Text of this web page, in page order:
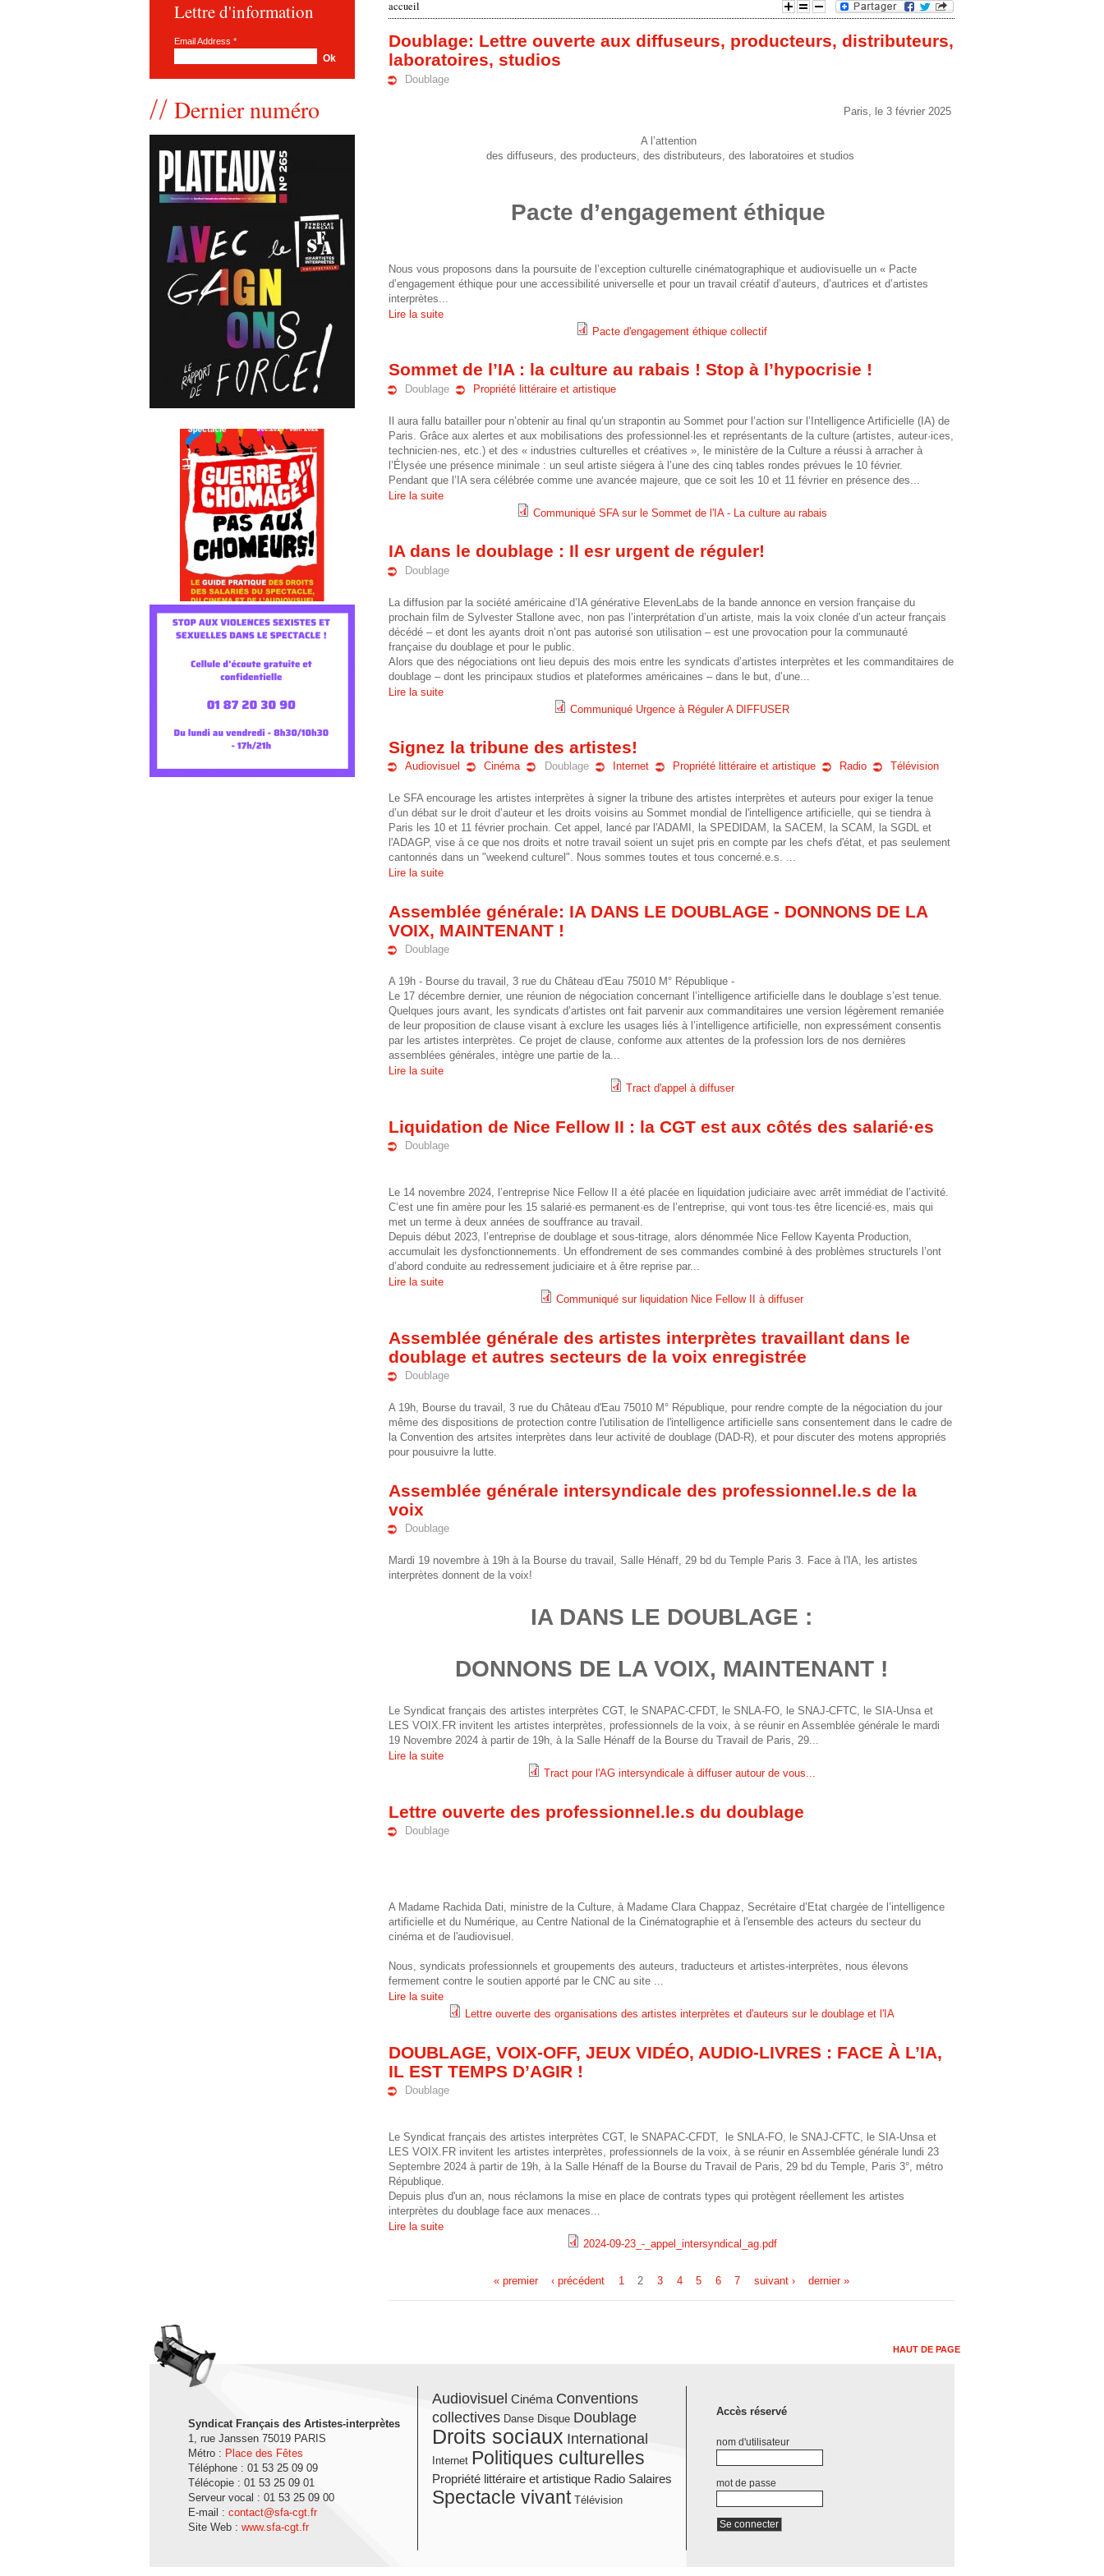
e
c
e
h
e
v
o
u
i
c
accueil
Doublage: Lettre ouverte aux diffuseurs, producteurs, distributeurs,
laboratoires, studios
Doublage
Paris, le 3 février 2025
A l’attention
des diffuseurs, des producteurs, des distributeurs, des laboratoires et studios
Pacte d’engagement éthique
Nous vous proposons dans la poursuite de l’exception culturelle cinématographique et audiovisuelle un« Pacte
d’engagement éthique pour une accessibilité universelle et pour un travail créatif d’auteurs, d’autrices et d’artistes
interprètes...
Lire la suite
a
c
t
e
_
e
n
g
a
g
m
e
n
t
_
t
h
i
q
u
c
l
l
e
i
f
_
0
-
0
2
5
_
f
.
d
f
Pacte d'engagement éthique collectif
Sommet de l’IA : la culture au rabais ! Stop à l’hypocrisie !
Doublage Propriété littéraire et artistique
Il aura fallu batailler pour n’obtenir au final qu’un strapontin au Sommet pour l’action sur l’Intelligence Artificielle (IA) de
Paris. Grâce aux alertes et aux mobilisations des professionnel·les et représentants de la culture (artistes, auteur·ices,
technicien·nes, etc.) et des « industries culturelles et créatives », le ministère de la Culture a réussi à arracher à
l’Élysée une présence minimale : un seul artiste siégera à l’une des cinq tables rondes prévues le 10 février.
Pendant que l’IA sera célébrée comme une avancée majeure, que ce soit les 10 et 11 février en présence des...
Lire la suite
0
2
5
-
0
-
0
8
_
-
s
f
a
_
-
o
m
e
t
a
_
c
u
t
u
r
_
r
b
a
s
.
p
d
Communiqué SFA sur le Sommet de l'IA - La culture au rabais
IA dans le doublage : Il esr urgent de réguler!
Doublage
La diffusion par la société américaine d’IA générative ElevenLabs de la bande annonce en version française du
prochain film de Sylvester Stallone avec, non pas l’interprétation d’un artiste, mais la voix clonée d’un acteur français
décédé – et dont les ayants droit n’ont pas autorisé son utilisation – est une provocation pour la communauté
française du doublage et pour le public.
Alors que des négociations ont lieu depuis des mois entre les syndicats d’artistes interprètes et les commanditaires de
doublage – dont les principaux studios et plateformes américaines – dans le but, d’une...
Lire la suite
0
2
5
-
0
1
-
2
1
_
-
i
a
_
d
a
n
_
l
e
_
d
o
u
l
_
u
r
e
e
_
a
e
g
u
l
e
r
Communiqué Urgence à Réguler A DIFFUSER
Signez la tribune des artistes!
Audiovisuel Cinéma Doublage Internet Propriété littéraire et artistique Radio Télévision
Le SFA encourage les artistes interprètes à signer la tribune des artistes interprètes et auteurs pour exiger la tenue
d’un débat sur le droit d’auteur et les droits voisins au Sommet mondial de l'intelligence artificielle, qui se tiendra à
Paris les 10 et 11 février prochain. Cet appel, lancé par l'ADAMI, la SPEDIDAM, la SACEM, la SCAM, la SGDL et
l'ADAGP, vise à ce que nos droits et notre travail soient un sujet pris en compte par les chefs d'état, et pas seulement
cantonnés dans un "weekend culturel". Nous sommes toutes et tous concerné.e.s. ...
Lire la suite
Assemblée générale: IA DANS LE DOUBLAGE - DONNONS DE LA
VOIX, MAINTENANT !
Doublage
A 19h - Bourse du travail, 3 rue du Château d'Eau 75010 M° République -
Le 17 décembre dernier, une réunion de négociation concernant l’intelligence artificielle dans le doublage s’est tenue.
Quelques jours avant, les syndicats d’artistes ont fait parvenir aux commanditaires une version légèrement remaniée
de leur proposition de clause visant à exclure les usages liés à l’intelligence artificielle, non expressément consentis
par les artistes interprètes. Ce projet de clause, conforme aux attentes de la profession lors de nos dernières
assemblées générales, intègre une partie de la...
Lire la suite
0
5
-
0
2
8
_
-
i
a
_
l
a
e
_
_
a
p
p
l
_
g
.
p
d
Tract d'appel à diffuser
Liquidation de Nice Fellow II : la CGT est aux côtés des salarié·es
Doublage
Le 14 novembre 2024, l’entreprise Nice Fellow II a été placée en liquidation judiciaire avec arrêt immédiat de l’activité.
C’est une fin amère pour les 15 salarié·es permanent·es de l’entreprise, qui vont tous·tes être licencié·es, mais qui
met un terme à deux années de souffrance au travail.
Depuis début 2023, l’entreprise de doublage et sous-titrage, alors dénommée Nice Fellow Kayenta Production,
accumulait les dysfonctionnements. Un effondrement de ses commandes combiné à des problèmes structurels l’ont
d’abord conduite au redressement judiciaire et à être reprise par...
Lire la suite
0
2
4
-
2
-
1
s
p
a
c
e
t
_
s
a
_
g
t
_
-
Communiqué sur liquidation Nice Fellow II à diffuser
Assemblée générale des artistes interprètes travaillant dans le
doublage et autres secteurs de la voix enregistrée
Doublage
A 19h, Bourse du travail, 3 rue du Château d'Eau 75010 M° République, pour rendre compte de la négociation du jour
même des dispositions de protection contre l'utilisation de l'intelligence artificielle sans consentement dans le cadre de
la Convention des artsites interprètes dans leur activité de doublage (DAD-R), et pour discuter des motens appropriés
pour pousuivre la lutte.
Assemblée générale intersyndicale des professionnel.le.s de la
voix
Doublage
Mardi 19 novembre à 19h à la Bourse du travail, Salle Hénaff, 29 bd du Temple Paris 3. Face à l'IA, les artistes
interprètes donnent de la voix!
IA DANS LE DOUBLAGE :
DONNONS DE LA VOIX, MAINTENANT !
Le Syndicat français des artistes interprètes CGT, le SNAPAC-CFDT, le SNLA-FO, le SNAJ-CFTC, le SIA-Unsa et
LES VOIX.FR invitent les artistes interprètes, professionnels de la voix, à se réunir en Assemblée générale le mardi
19 Novembre 2024 à partir de 19h, à la Salle Hénaff de la Bourse du Travail de Paris, 29...
Lire la suite
0
-
1
9
_
-
_
a
p
t
Tract pour l'AG intersyndicale à diffuser autour de vous...
Lettre ouverte des professionnel.le.s du doublage
Doublage
A Madame Rachida Dati, ministre de la Culture, à Madame Clara Chappaz, Secrétaire d’Etat chargée de l’intelligence
artificielle et du Numérique, au Centre National de la Cinématographie et à l'ensemble des acteurs du secteur du
cinéma et de l'audiovisuel.
Nous, syndicats professionnels et groupements des auteurs, traducteurs et artistes-interprètes, nous élevons
fermement contre le soutien apporté par le CNC au site ...
Lire la suite
e
t
r
e
_
e
Lettre ouverte des organisations des artistes interprètes et d'auteurs sur le doublage et l'IA
DOUBLAGE, VOIX-OFF, JEUX VIDÉO, AUDIO-LIVRES : FACE À L’IA,
IL EST TEMPS D’AGIR !
Doublage
Le Syndicat français des artistes interprètes CGT, le SNAPAC-CFDT, le SNLA-FO, le SNAJ-CFTC, le SIA-Unsa et
LES VOIX.FR invitent les artistes interprètes, professionnels de la voix, à se réunir enAssemblée générale lundi 23
Septembre 2024 à partir de 19h, à la Salle Hénaff de la Bourse du Travail de Paris, 29 bd du Temple, Paris 3°, métro
République.
Depuis plus d'un an, nous réclamons la mise en place de contrats types qui protègent réellement les artistes
interprètes du doublage face aux menaces...
Lire la suite
0
0
2024-09-23_-_appel_intersyndical_ag.pdf
P
« premier ‹ précédent 1 2 3 4 5 6 7 suivant › dernier »
Lettre d'information
Email Address *
Dernier numéro
HAUT DE PAGE
Syndicat Français des Artistes-interprètes
1, rue Janssen 75019 PARIS
Métro : Place des Fêtes
Téléphone : 01 53 25 09 09
Télécopie : 01 53 25 09 01
Serveur vocal : 01 53 25 09 00
E-mail : contact@sfa-cgt.fr
Site Web : www.sfa-cgt.fr
Audiovisuel Cinéma Conventions
collectives Danse Disque Doublage
Droits sociaux International
Internet Politiques culturelles
Propriété littéraire et artistique Radio Salaires
Spectacle vivant Télévision
Accès réservé
nom d'utilisateur
mot de passe